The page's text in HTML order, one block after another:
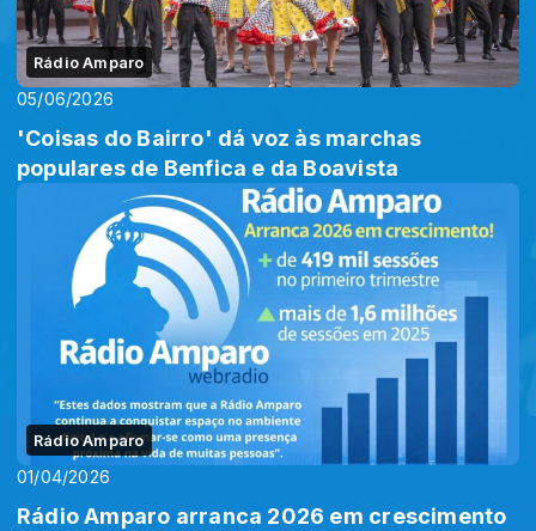
Rádio Amparo
05/06/2026
'Coisas do Bairro' dá voz às marchas
populares de Benfica e da Boavista
Rádio Amparo
01/04/2026
Rádio Amparo arranca 2026 em crescimento